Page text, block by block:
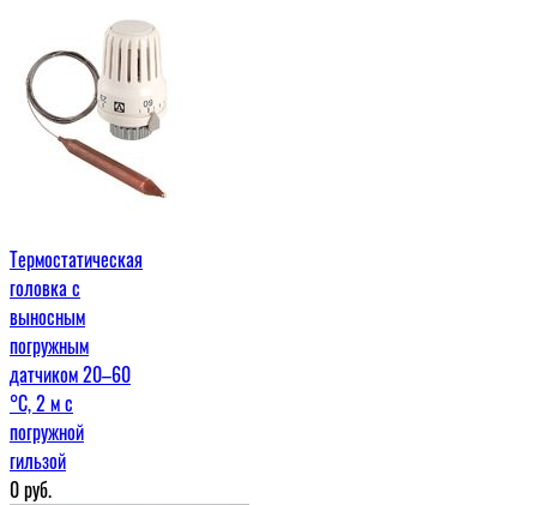
Термостатическая
головка с
выносным
погружным
датчиком 20–60
°С, 2 м c
погружной
гильзой
0руб.